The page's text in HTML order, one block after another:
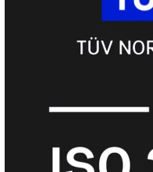
IndoorOutdoor
2X2 3X3 4X4